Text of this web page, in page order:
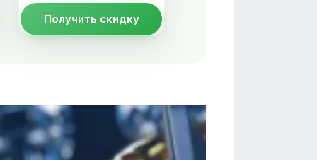
Получить скидку